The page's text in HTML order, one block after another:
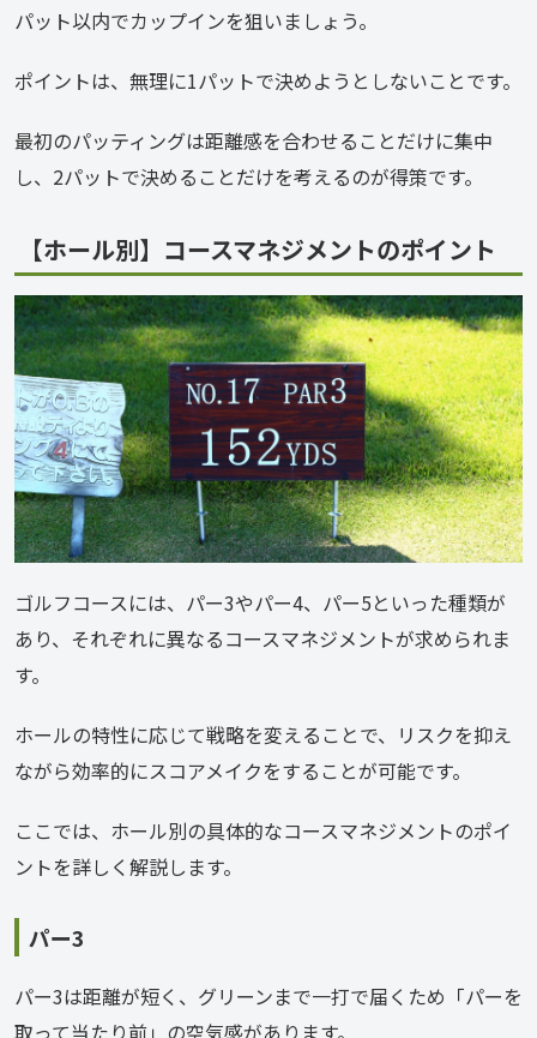
パット以内でカップインを狙いましょう。
ポイントは、無理に1パットで決めようとしないことです。
最初のパッティングは距離感を合わせることだけに集中
し、2パットで決めることだけを考えるのが得策です。
【ホール別】コースマネジメントのポイント
ゴルフコースには、パー3やパー4、パー5といった種類が
あり、それぞれに異なるコースマネジメントが求められま
す。
ホールの特性に応じて戦略を変えることで、リスクを抑え
ながら効率的にスコアメイクをすることが可能です。
ここでは、ホール別の具体的なコースマネジメントのポイ
ントを詳しく解説します。
パー3
パー3は距離が短く、グリーンまで一打で届くため「パーを
取って当たり前」の空気感があります。